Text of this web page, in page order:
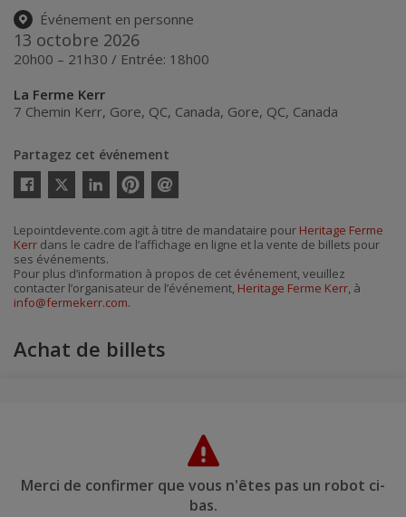
Événement en personne
13 octobre 2026
20h00 – 21h30 / Entrée: 18h00
La Ferme Kerr
7 Chemin Kerr, Gore, QC, Canada, Gore, QC, Canada
Partagez cet événement
Twitter
courriel
Lepointdevente.com agit à titre de mandataire pour Heritage Ferme
Kerr dans le cadre de l’affichage en ligne et la vente de billets pour
ses événements.
Pour plus d’information à propos de cet événement, veuillez
contacter l’organisateur de l’événement, Heritage Ferme Kerr, à
info@fermekerr.com.
Achat de billets
Merci de confirmer que vous n'êtes pas un robot ci-
bas.